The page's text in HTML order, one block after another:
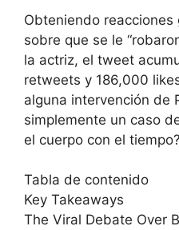
Obteniendo
sobre que se le
la actriz, el tweet
retweets y 186,000
alguna intervención de
simplemente un caso
el cuerpo con el tiempo?
Tabla de contenido
Key Takeaways
The Viral Debate Over